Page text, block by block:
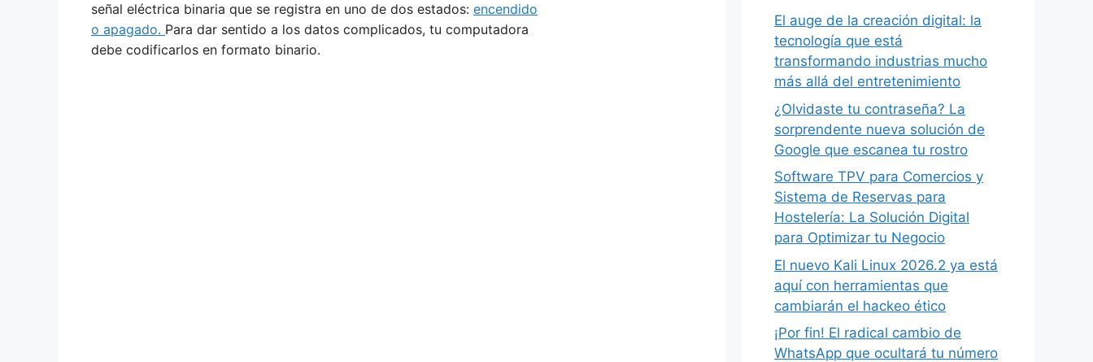
señal eléctrica binaria que se registra en uno de dos estados: encendido
o apagado. Para dar sentido a los datos complicados, tu computadora
debe codificarlos en formato binario.
El auge de la creación digital: la
tecnología que está
transformando industrias mucho
más allá del entretenimiento
¿Olvidaste tu contraseña? La
sorprendente nueva solución de
Google que escanea tu rostro
Software TPV para Comercios y
Sistema de Reservas para
Hostelería: La Solución Digital
para Optimizar tu Negocio
El nuevo Kali Linux 2026.2 ya está
aquí con herramientas que
cambiarán el hackeo ético
¡Por fin! El radical cambio de
WhatsApp que ocultará tu número